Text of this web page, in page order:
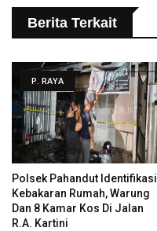
Berita Terkait
P. RAYA
Polsek Pahandut Identifikasi
Kebakaran Rumah, Warung
Dan 8 Kamar Kos Di Jalan
R.A. Kartini